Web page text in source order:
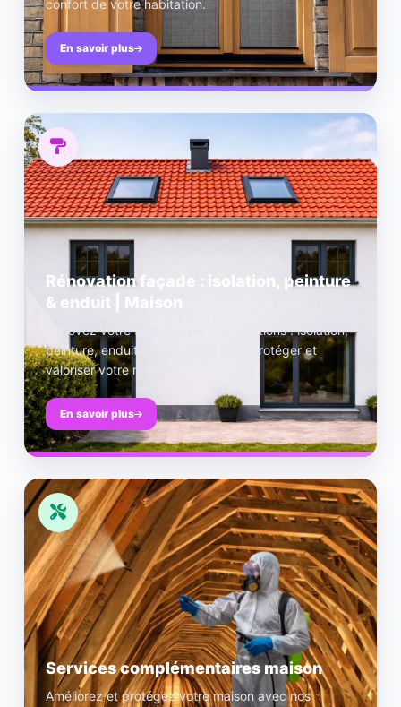
confort de votre habitation.
En savoir plus
Rénovation façade : isolation, peinture
& enduit | Maison
Rénovez votre façade avec nos solutions : isolation,
peinture, enduit et nettoyage pour protéger et
valoriser votre maison.
En savoir plus
Services complémentaires maison
Améliorez et protégez votre maison avec nos